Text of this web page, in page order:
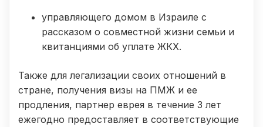
управляющего домом в Израиле с
рассказом о совместной жизни семьи и
квитанциями об уплате ЖКХ.
Также для легализации своих отношений в
стране, получения визы на ПМЖ и ее
продления, партнер еврея в течение 3 лет
ежегодно предоставляет в соответствующие